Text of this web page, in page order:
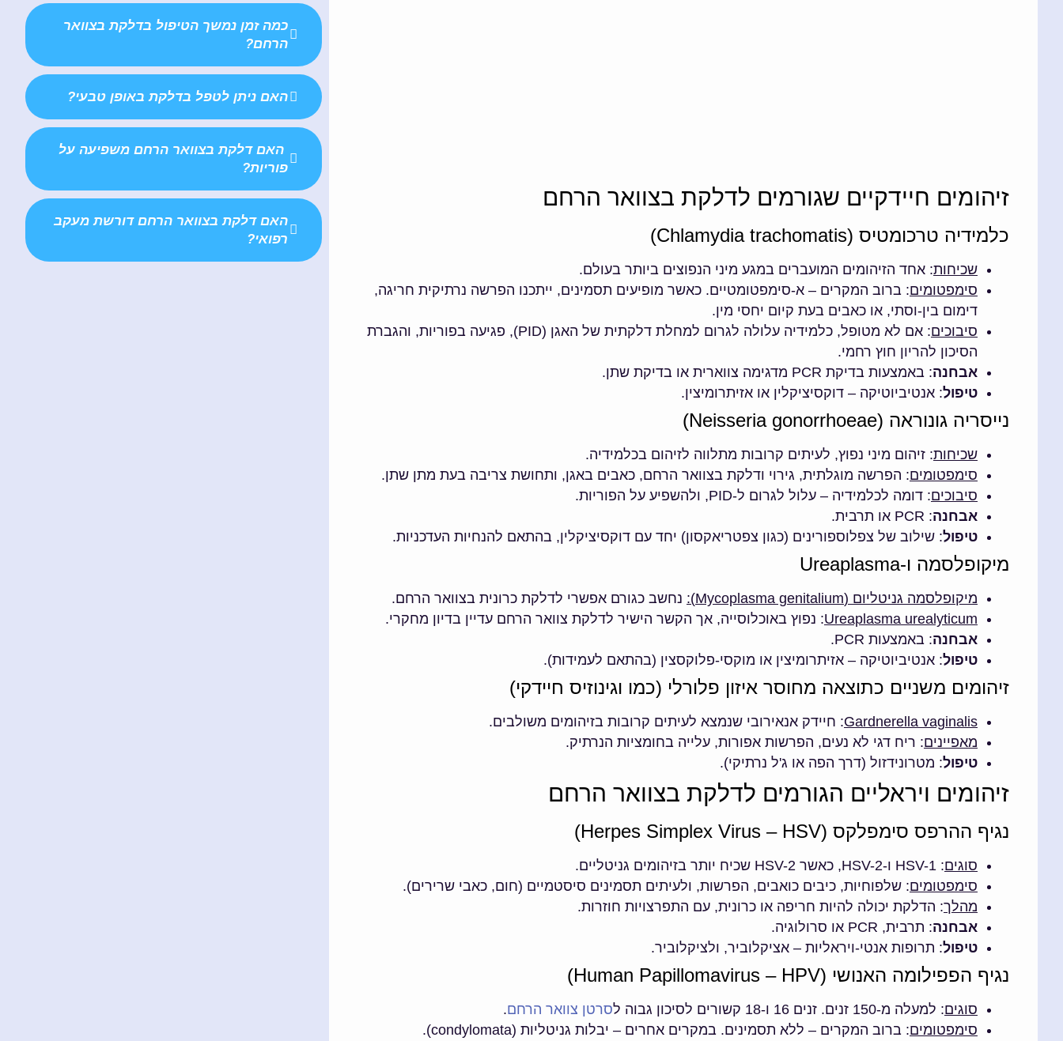
זיהומים חיידקיים שגורמים לדלקת בצוואר הרחם
כלמידיה טרכומטיס (Chlamydia trachomatis)
שכיחות: אחד הזיהומים המועברים במגע מיני הנפוצים ביותר בעולם.
סימפטומים: ברוב המקרים – א-סימפטומטיים. כאשר מופיעים תסמינים, ייתכנו הפרשה נרתיקית חריגה,
דימום בין-וסתי, או כאבים בעת קיום יחסי מין.
סיבוכים
: אם לא מטופל, כלמידיה עלולה לגרום למחלת דלקתית של האגן (PID), פגיעה בפוריות, והגברת
הסיכון להריון חוץ רחמי.
אבחנה: באמצעות בדיקת PCR מדגימה צווארית או בדיקת שתן.
טיפול: אנטיביוטיקה – דוקסיציקלין או אזיתרומיצין.
נייסריה גונוראה (Neisseria gonorrhoeae)
שכיחות: זיהום מיני נפוץ, לעיתים קרובות מתלווה לזיהום בכלמידיה.
סימפטומים: הפרשה מוגלתית, גירוי ודלקת בצוואר הרחם, כאבים באגן, ותחושת צריבה בעת מתן שתן.
סיבוכים: דומה לכלמידיה – עלול לגרום ל-PID, ולהשפיע על הפוריות.
אבחנה: PCR או תרבית.
טיפול: שילוב של צפלוספורינים (כגון צפטריאקסון) יחד עם דוקסיציקלין, בהתאם להנחיות העדכניות.
מיקופלסמה ו-Ureaplasma
מיקופלסמה גניטליום (Mycoplasma genitalium) : נחשב כגורם אפשרי לדלקת כרונית בצוואר הרחם.
Ureaplasma urealyticum: נפוץ באוכלוסייה, אך הקשר הישיר לדלקת צוואר הרחם עדיין בדיון מחקרי.
אבחנה: באמצעות PCR.
טיפול: אנטיביוטיקה – אזיתרומיצין או מוקסי-פלוקסצין (בהתאם לעמידות).
זיהומים משניים כתוצאה מחוסר איזון פלורלי (כמו וגינוזיס חיידקי)
Gardnerella vaginalis: חיידק אנאירובי שנמצא לעיתים קרובות בזיהומים משולבים.
מאפיינים: ריח דגי לא נעים, הפרשות אפורות, עלייה בחומציות הנרתיק.
טיפול: מטרונידזול (דרך הפה או ג'ל נרתיקי).
זיהומים ויראליים הגורמים לדלקת בצוואר הרחם
נגיף ההרפס סימפלקס (Herpes Simplex Virus – HSV)
סוגים: HSV-1 ו-HSV-2, כאשר HSV-2 שכיח יותר בזיהומים גניטליים.
סימפטומים: שלפוחיות, כיבים כואבים, הפרשות, ולעיתים תסמינים סיסטמיים (חום, כאבי שרירים).
מהלך: הדלקת יכולה להיות חריפה או כרונית, עם התפרצויות חוזרות.
אבחנה: תרבית, PCR או סרולוגיה.
טיפול: תרופות אנטי-ויראליות – אציקלוביר, ולציקלוביר.
נגיף הפפילומה האנושי (Human Papillomavirus – HPV)
סוגים: למעלה מ-150 זנים. זנים 16 ו-18 קשורים לסיכון גבוה ל סרטן צוואר הרחם.
סימפטומים: ברוב המקרים – ללא תסמינים. במקרים אחרים – יבלות גניטליות (condylomata).
כמה זמן נמשך הטיפול בדלקת בצוואר
הרחם?
האם ניתן לטפל בדלקת באופן טבעי?
האם דלקת בצוואר הרחם משפיעה על
פוריות?
האם דלקת בצוואר הרחם דורשת מעקב
רפואי?